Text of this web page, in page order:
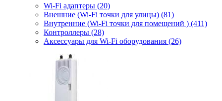
Wi-Fi адаптеры (20)
Внешние (Wi-Fi точки для улицы) (81)
Внутренние (Wi-Fi точки для помещений ) (411)
Контроллеры (28)
Аксессуары для Wi-Fi оборудования (26)